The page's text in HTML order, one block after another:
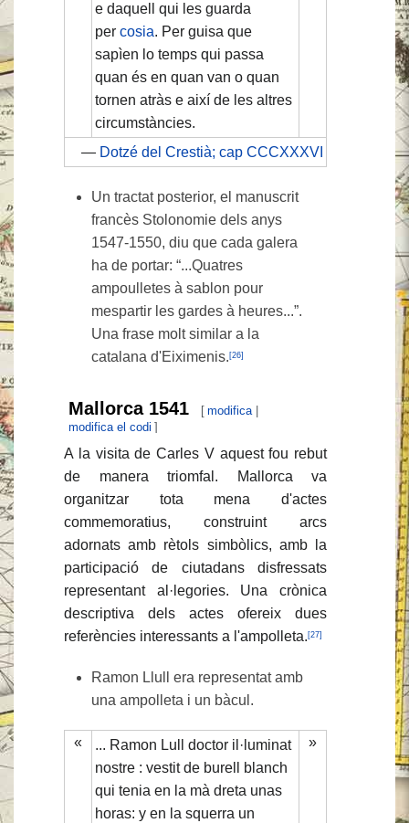
e daquell qui les guarda
per cosia. Per guisa que
sapìen lo temps qui passa
quan és en quan van o quan
tornen atràs e així de les altres
circumstàncies.
— Dotzé del Crestià; cap CCCXXXVI
Un tractat posterior, el manuscrit
francès Stolonomie dels anys
1547-1550, diu que cada galera
ha de portar: “...Quatres
ampoulletes à sablon pour
mespartir les gardes à heures...”.
Una frase molt similar a la
catalana d'Eiximenis. [26]
Mallorca 1541 [ modifica|
modifica el codi ]
A la visita de Carles V aquest fou rebut
de manera triomfal. Mallorca va
organitzar tota mena d'actes
commemoratius, construint arcs
adornats amb rètols simbòlics, amb la
participació de ciutadans disfressats
representant al·legories. Una crònica
descriptiva dels actes ofereix dues
referències interessants a l'ampolleta. [27]
Ramon Llull era representat amb
una ampolleta i un bàcul.
«
... Ramon Lull doctor il·luminat
nostre : vestit de burell blanch
qui tenia en la mà dreta unas
horas: y en la squerra un
»